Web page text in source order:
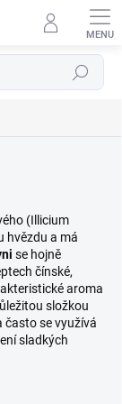
Hledat
(Illicium
hvězdu a má
se hojně
čínské,
aroma
složkou
často se využívá
sladkých